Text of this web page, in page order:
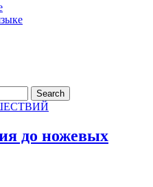
до ножевых